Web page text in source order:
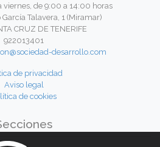
viernes, de 9:00 a 14:00 horas
Talavera, 1 (Miramar)
CRUZ DE TENERIFE
922013401
desarrollo.com
de privacidad
Aviso legal
de cookies